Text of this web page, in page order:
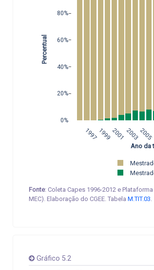
19971999200120032005
0%
20%
40%
60%
80%
Ano da
Percentual
Fonte: Coleta Capes 1996-2012 e
MEC). Elaboração do CGEE. Tabela M.TIT.03.
Gráfico 5.2